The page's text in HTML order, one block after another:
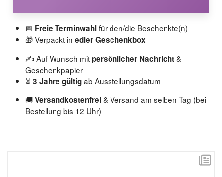
📅 Freie Terminwahlfür den/die Beschenkte(n)
🎁 Verpackt in edler Geschenkbox
✍️ Auf Wunsch mitpersönlicher Nachricht&
Geschenkpapier
⏳3 Jahre gültigab Ausstellungsdatum
🚚Versandkostenfrei& Versand am selben Tag (bei
Bestellung bis 12 Uhr)